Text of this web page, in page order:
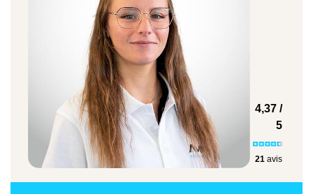
Installation d'une douche pour les seniors
Pose d'une baignoire dotée d'une porte
4,37 /
5
21 avis